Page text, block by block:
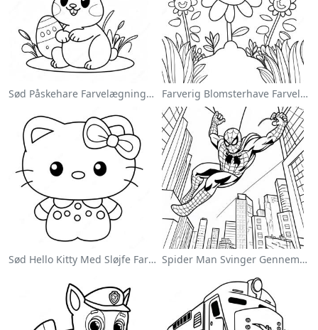
Sød Påskehare Farvelægningsside Farverig Blomsterhave Farvelægningsside
Sød Hello Kitty Med Sløjfe Farvelægningsside Spider Man Svinger Gennem Byen Farvelægningsside